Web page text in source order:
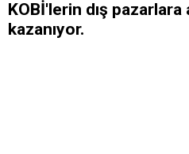
KOBİ'lerin dış pazarlara
kazanıyor.